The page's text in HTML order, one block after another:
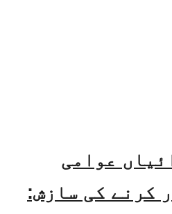
عوامی
کرنے کی سازش: